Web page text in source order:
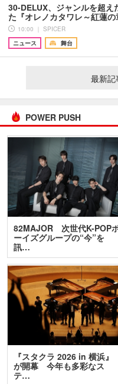
30-DELUX、ジャンルを超え
た『オレノカタワレ～紅蓮
10:00 ｜ SPICER
ニュース
舞台
最新記
POWER PUSH
82MAJOR 次世代K-POP
ーイズグループの“今”を
訊…
『スタクラ 2026 in 横浜』
が開幕 今年も多彩なス
テ…